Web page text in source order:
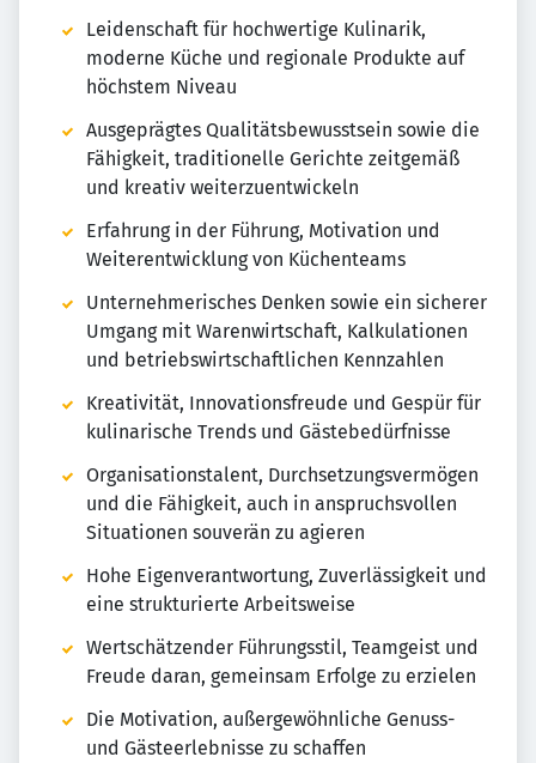
Leidenschaft für hochwertige Kulinarik,
moderne Küche und regionale Produkte auf
höchstem Niveau
Ausgeprägtes Qualitätsbewusstsein sowie die
Fähigkeit, traditionelle Gerichte zeitgemäß
und kreativ weiterzuentwickeln
Erfahrung in der Führung, Motivation und
Weiterentwicklung von Küchenteams
Unternehmerisches Denken sowie ein sicherer
Umgang mit Warenwirtschaft, Kalkulationen
und betriebswirtschaftlichen Kennzahlen
Kreativität, Innovationsfreude und Gespür für
kulinarische Trends und Gästebedürfnisse
Organisationstalent, Durchsetzungsvermögen
und die Fähigkeit, auch in anspruchsvollen
Situationen souverän zu agieren
Hohe Eigenverantwortung, Zuverlässigkeit und
eine strukturierte Arbeitsweise
Wertschätzender Führungsstil, Teamgeist und
Freude daran, gemeinsam Erfolge zu erzielen
Die Motivation, außergewöhnliche Genuss-
und Gästeerlebnisse zu schaffen